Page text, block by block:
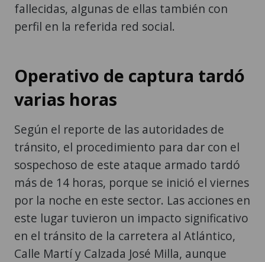
fallecidas, algunas de ellas también con
perfil en la referida red social.
Operativo de captura tardó
varias horas
Según el reporte de las autoridades de
tránsito, el procedimiento para dar con el
sospechoso de este ataque armado tardó
más de 14 horas, porque se inició el viernes
por la noche en este sector. Las acciones en
este lugar tuvieron un impacto significativo
en el tránsito de la carretera al Atlántico,
Calle Martí y Calzada José Milla, aunque